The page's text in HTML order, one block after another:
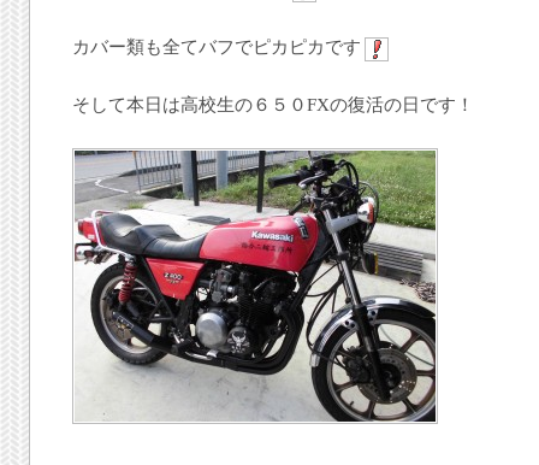
カバー類も全てバフでピカピカです
そして本日は高校生の６５０FXの復活の日です！